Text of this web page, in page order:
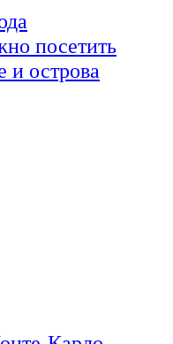
посетить
и острова